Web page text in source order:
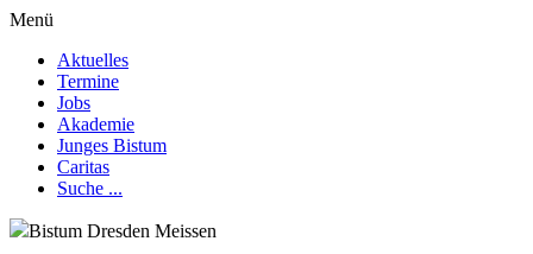
Menü
Aktuelles
Termine
Jobs
Akademie
Junges Bistum
Caritas
Suche ...
Bistum Dresden Meissen